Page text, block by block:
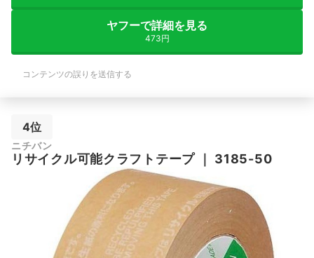
ヤフーで詳細を見る
473円
コンテンツの誤りを送信する
4位
ニチバン
リサイクル可能クラフトテープ｜ 3185-50